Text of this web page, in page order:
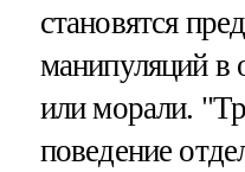
становятся
манипуляций в
или морали.
поведение